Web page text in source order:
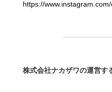
https://
株式会社ナカザワの運営す